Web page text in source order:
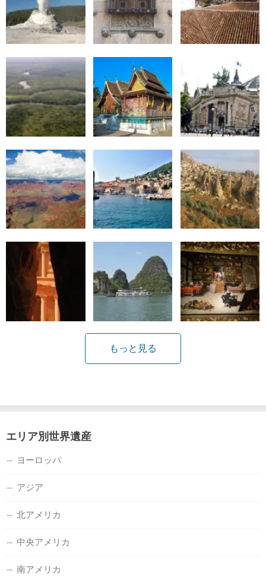
もっと見る
エリア別世界遺産
ヨーロッパ
アジア
北アメリカ
中央アメリカ
南アメリカ